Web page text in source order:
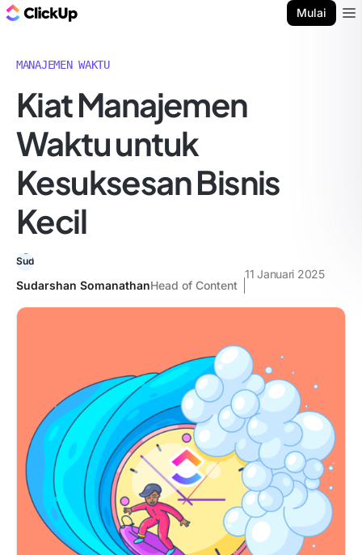
Mulai
MANAJEMEN WAKTU
Kiat Manajemen
Waktu untuk
Kesuksesan Bisnis
Kecil
Sudarshan SomanathanHead of Content
11 Januari 2025